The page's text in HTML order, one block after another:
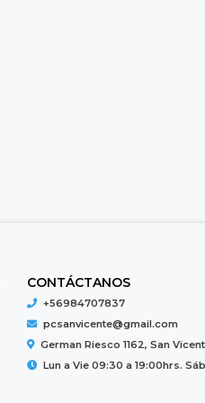
CONTÁCTANOS
+56984707837
pcsanvicente@gmail.com
German Riesco 1162, San
Lun a Vie 09:30 a 19:00hrs.